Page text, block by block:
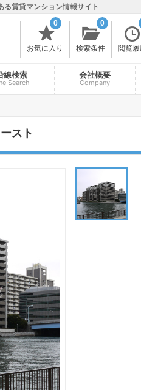
る賃貸マンション情報サイト
お気に入り
0
検索条件
0
閲覧
線検索
Search
会社概要
Company
スト